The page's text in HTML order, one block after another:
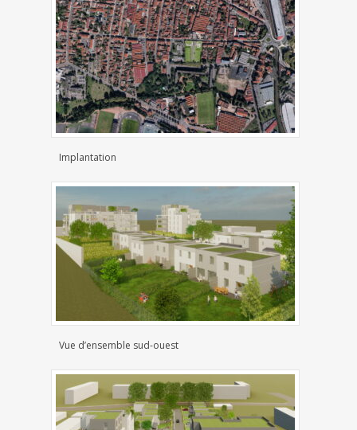
Implantation
Vue d’ensemble sud-ouest